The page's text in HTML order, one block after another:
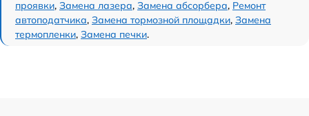
проявки, Замена лазера, Замена абсорбера, Ремонт
автоподатчика, Замена тормозной площадки, Замена
термопленки, Замена печки.